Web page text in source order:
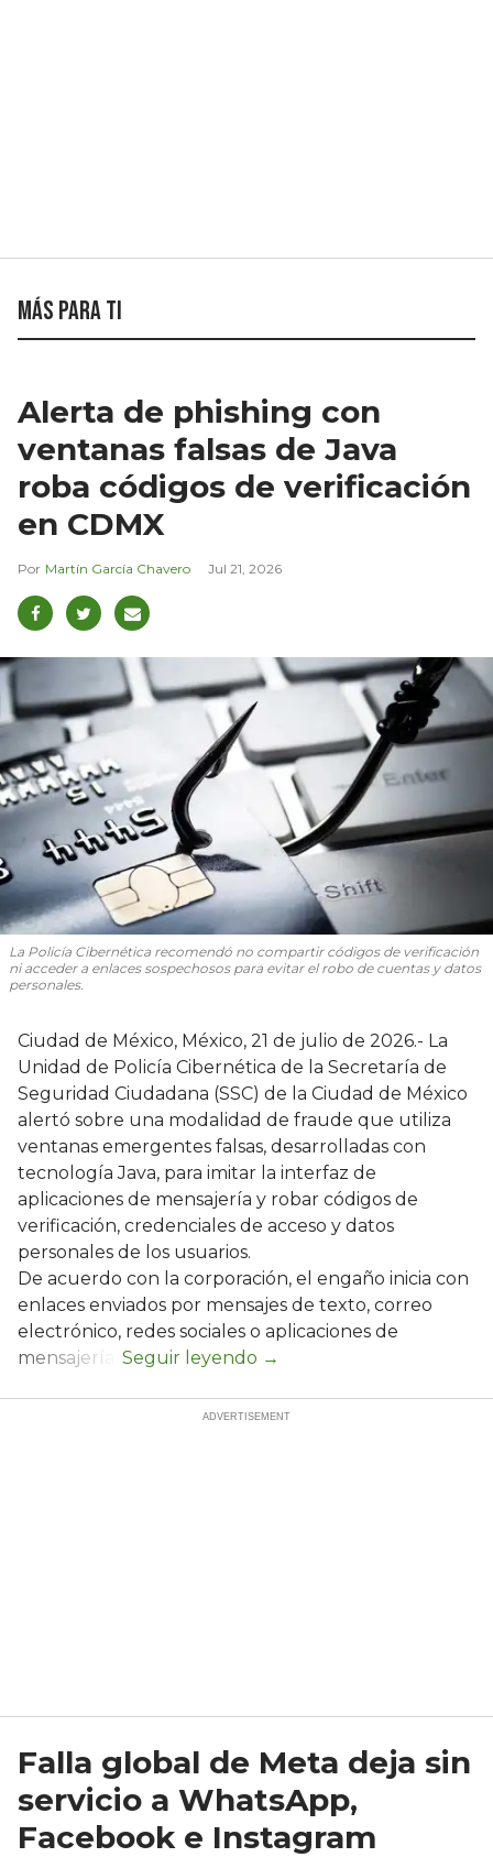
Más para ti
Alerta de phishing con
ventanas falsas de Java
roba códigos de verificación
en CDMX
Martín García Chavero Jul 21, 2026
La Policía Cibernética recomendó no compartir códigos de verificación
ni acceder a enlaces sospechosos para evitar el robo de cuentas y datos
personales.
Ciudad de México, México, 21 de julio de 2026.- La
Unidad de Policía Cibernética de la Secretaría de
Seguridad Ciudadana (SSC) de la Ciudad de México
alertó sobre una modalidad de fraude que utiliza
ventanas emergentes falsas, desarrolladas con
tecnología Java, para imitar la interfaz de
aplicaciones de mensajería y robar códigos de
verificación, credenciales de acceso y datos
personales de los usuarios.
De acuerdo con la corporación, el engaño inicia con
enlaces enviados por mensajes de texto, correo
electrónico, redes sociales o aplicaciones de
mensajería.
Falla global de Meta deja sin
servicio a WhatsApp,
Facebook e Instagram